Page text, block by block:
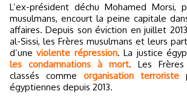
L’ex-président déchu Mohamed Morsi,
musulmans, encourt la peine capitale
affaires. Depuis son éviction en juillet
al-Sissi, les Frères musulmans et leurs
d’uneviolente répression. La justice
les condamnations à mort. Les
classés comme organisation terroriste
égyptiennes depuis 2013.